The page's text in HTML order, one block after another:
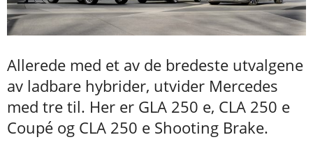
Allerede med et av de bredeste utvalgene
av ladbare hybrider, utvider Mercedes
med tre til. Her er GLA 250 e, CLA 250 e
Coupé og CLA 250 e Shooting Brake.